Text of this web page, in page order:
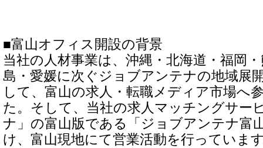
■富山オフィス開設の背景
当社の人材事業は、沖縄・北海道・福岡
島・愛媛に次ぐジョブアンテナの地域展
して、富山の求人・転職メディア市場へ
た。そして、当社の求人マッチングサー
ナ」の富山版である「ジョブアンテナ富
け、富山現地にて営業活動を行っていま